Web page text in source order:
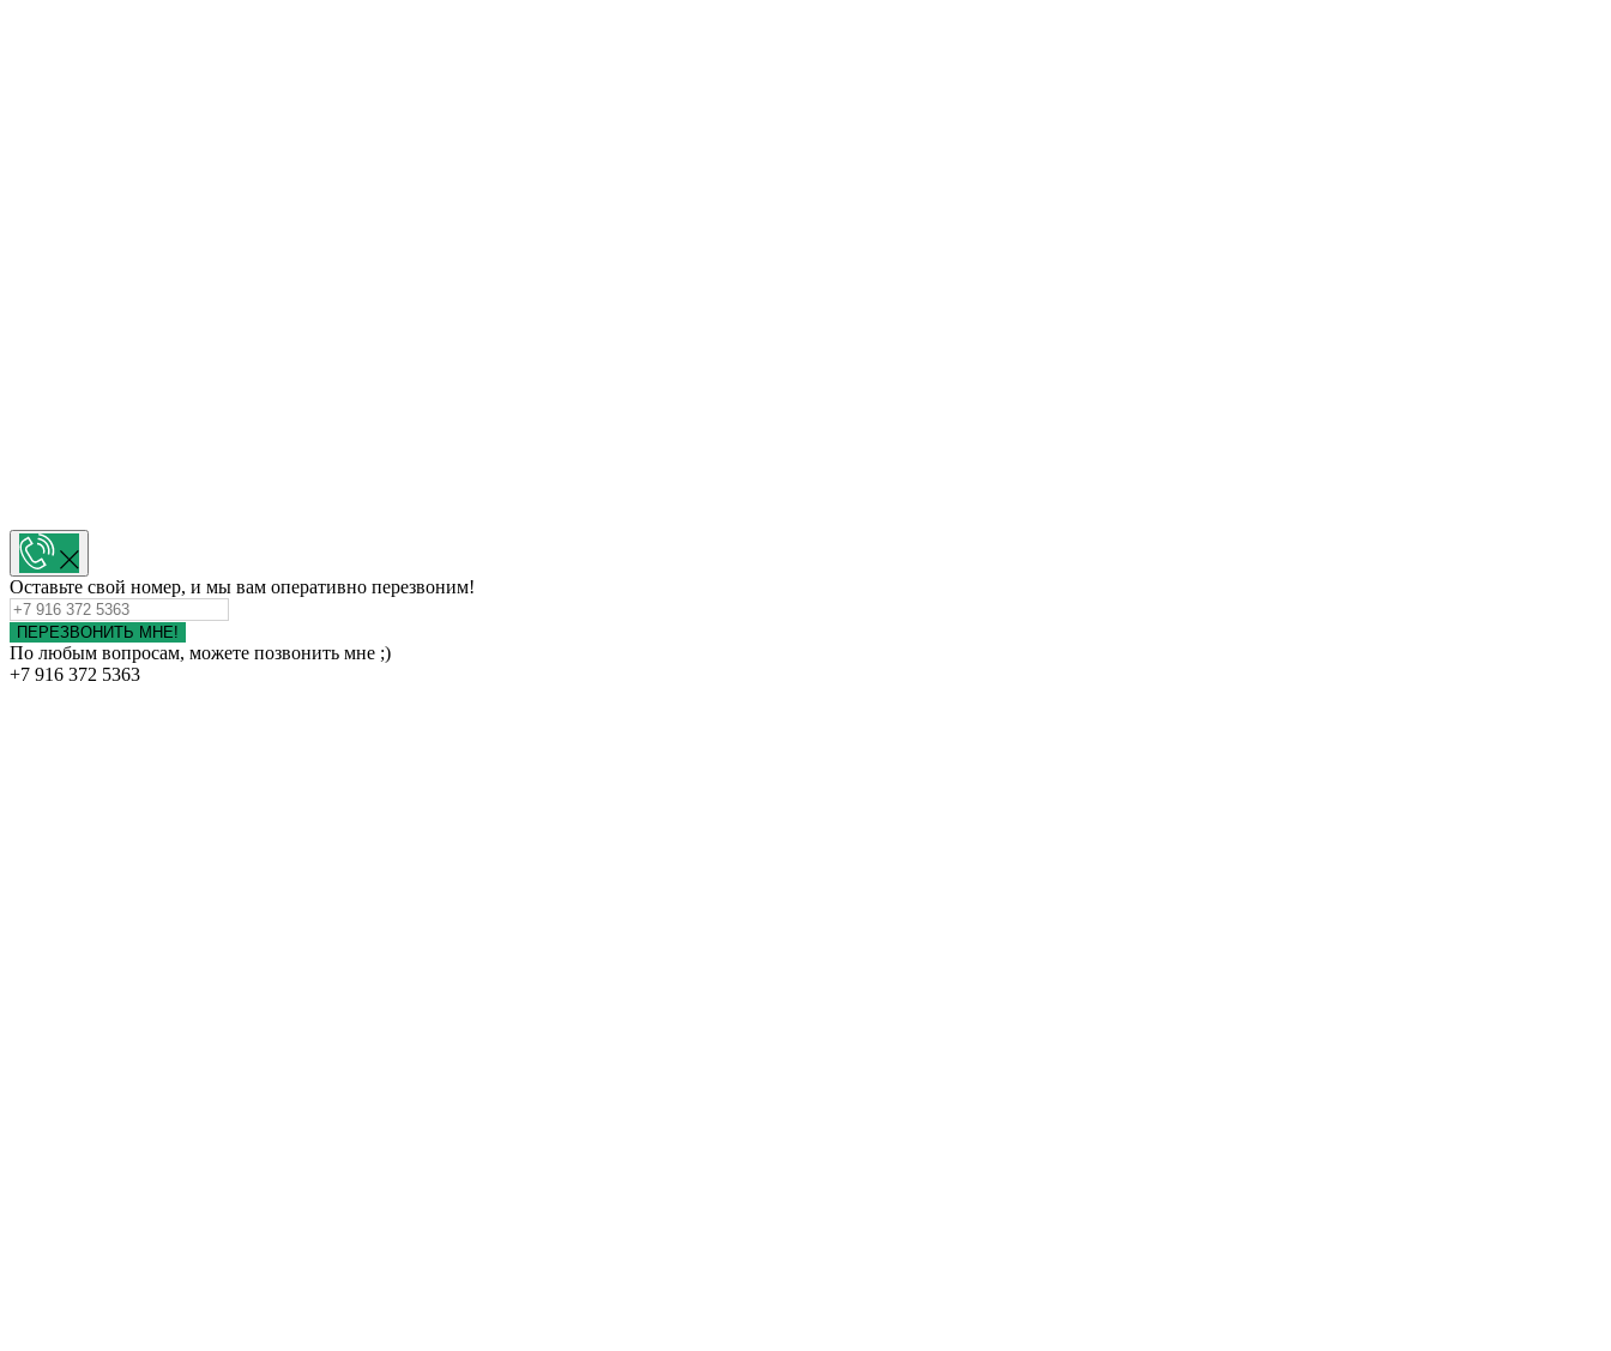
Оставьте свой номер, и мы вам оперативно перезвоним!
ПЕРЕЗВОНИТЬ МНЕ!
По любым вопросам, можете позвонить мне ;)
+7 916 372 5363